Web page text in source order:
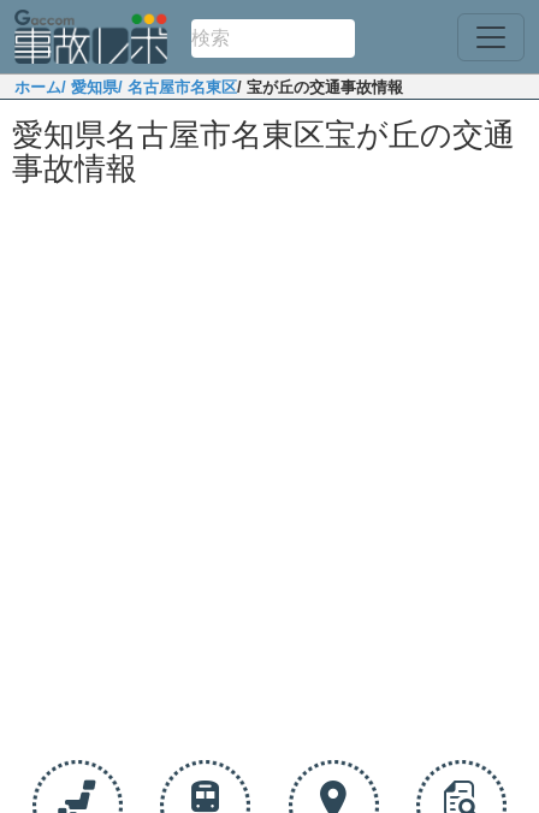
ホーム/ 愛知県/ 名古屋市名東区/ 宝が丘の交通事故情報
愛知県名古屋市名東区宝が丘の交通
事故情報